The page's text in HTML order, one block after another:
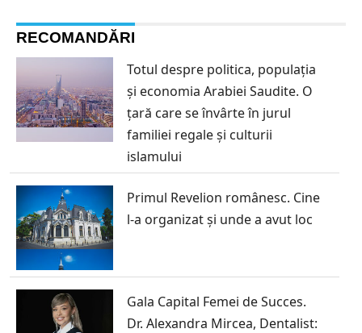
RECOMANDĂRI
Totul despre politica, populația
și economia Arabiei Saudite. O
țară care se învârte în jurul
familiei regale și culturii
islamului
Primul Revelion românesc. Cine
l-a organizat și unde a avut loc
Gala Capital Femei de Succes.
Dr. Alexandra Mircea, Dentalist: